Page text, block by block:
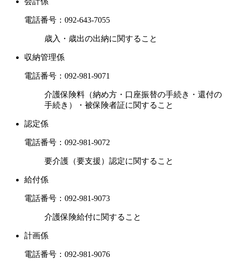
電話番号： 092-643-7055
歳入・歳出の出納に関すること
収納管理係
電話番号： 092-981-9071
介護保険料（納め方・口座振替の手続き・還付の
手続き）・被保険者証に関すること
認定係
電話番号： 092-981-9072
要介護（要支援）認定に関すること
給付係
電話番号： 092-981-9073
介護保険給付に関すること
計画係
電話番号： 092-981-9076